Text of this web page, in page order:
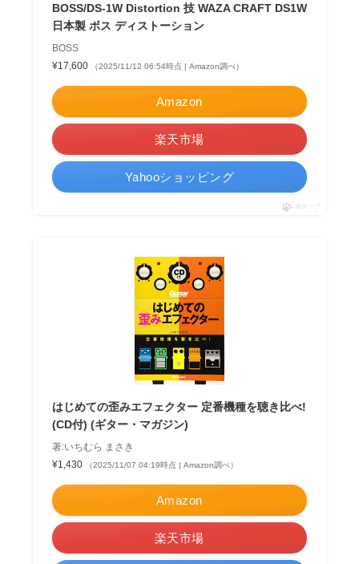
BOSS/DS-1W Distortion 技 WAZA CRAFT DS1W
日本製 ボス ディストーション
BOSS
¥17,600
（2025/11/12 06:54時点 | Amazon調べ）
Amazon
楽天市場
Yahooショッピング
ポチップ
はじめての歪みエフェクター 定番機種を聴き比べ!
(CD付) (ギター・マガジン)
著:いちむら まさき
¥1,430
（2025/11/07 04:19時点 | Amazon調べ）
Amazon
楽天市場